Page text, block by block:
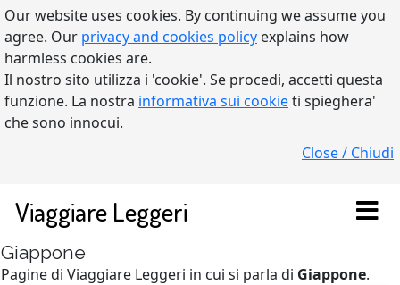
Our website uses cookies. By continuing we assume you
agree. Our privacy and cookies policy explains how
harmless cookies are.
Il nostro sito utilizza i 'cookie'. Se procedi, accetti questa
funzione. La nostra informativa sui cookieti spieghera'
che sono innocui.
Close / Chiudi
Viaggiare Leggeri
Giappone
Pagine di Viaggiare Leggeri in cui si parla di Giappone.